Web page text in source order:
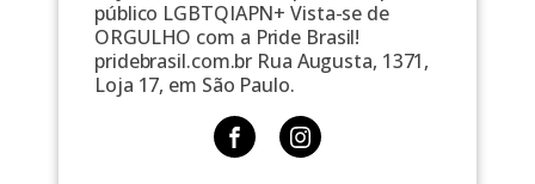
público LGBTQIAPN+ Vista-se de
ORGULHO com a Pride Brasil!
pridebrasil.com.br Rua Augusta, 1371,
Loja 17, em São Paulo.